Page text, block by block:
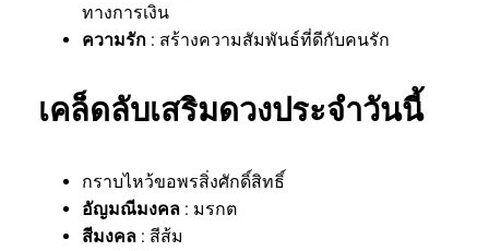
ทางการเงิน
ความรัก : สร้างความสัมพันธ์ที่ดีกับคนรัก
เคล็ดลับเสริมดวงประจำวันนี้
กราบไหว้ขอพรสิ่งศักดิ์สิทธิ์
อัญมณีมงคล : มรกต
สีมงคล : สีส้ม